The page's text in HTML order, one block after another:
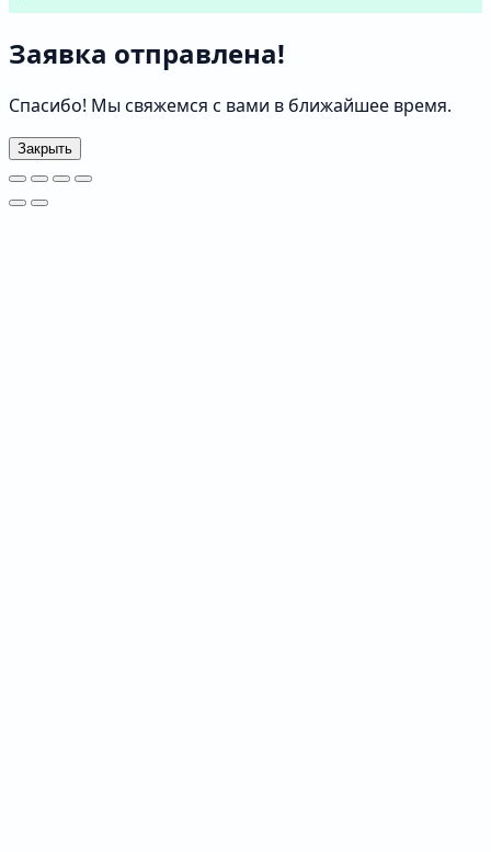
Заявка отправлена!
Спасибо! Мы свяжемся с вами в ближайшее время.
Закрыть